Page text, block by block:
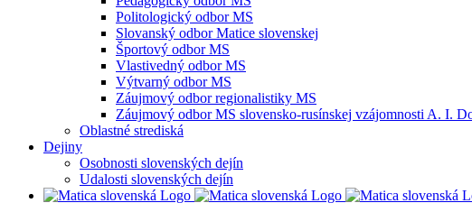
Politologický odbor MS
Slovanský odbor Matice slovenskej
Športový odbor MS
Vlastivedný odbor MS
Výtvarný odbor MS
Záujmový odbor regionalistiky MS
Záujmový odbor MS slovensko-rusínskej vzájomnosti A. I.
Oblastné strediská
Dejiny
Osobnosti slovenských dejín
Udalosti slovenských dejín